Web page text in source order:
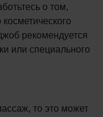
о том,
рекомендуется
или специального
то это может